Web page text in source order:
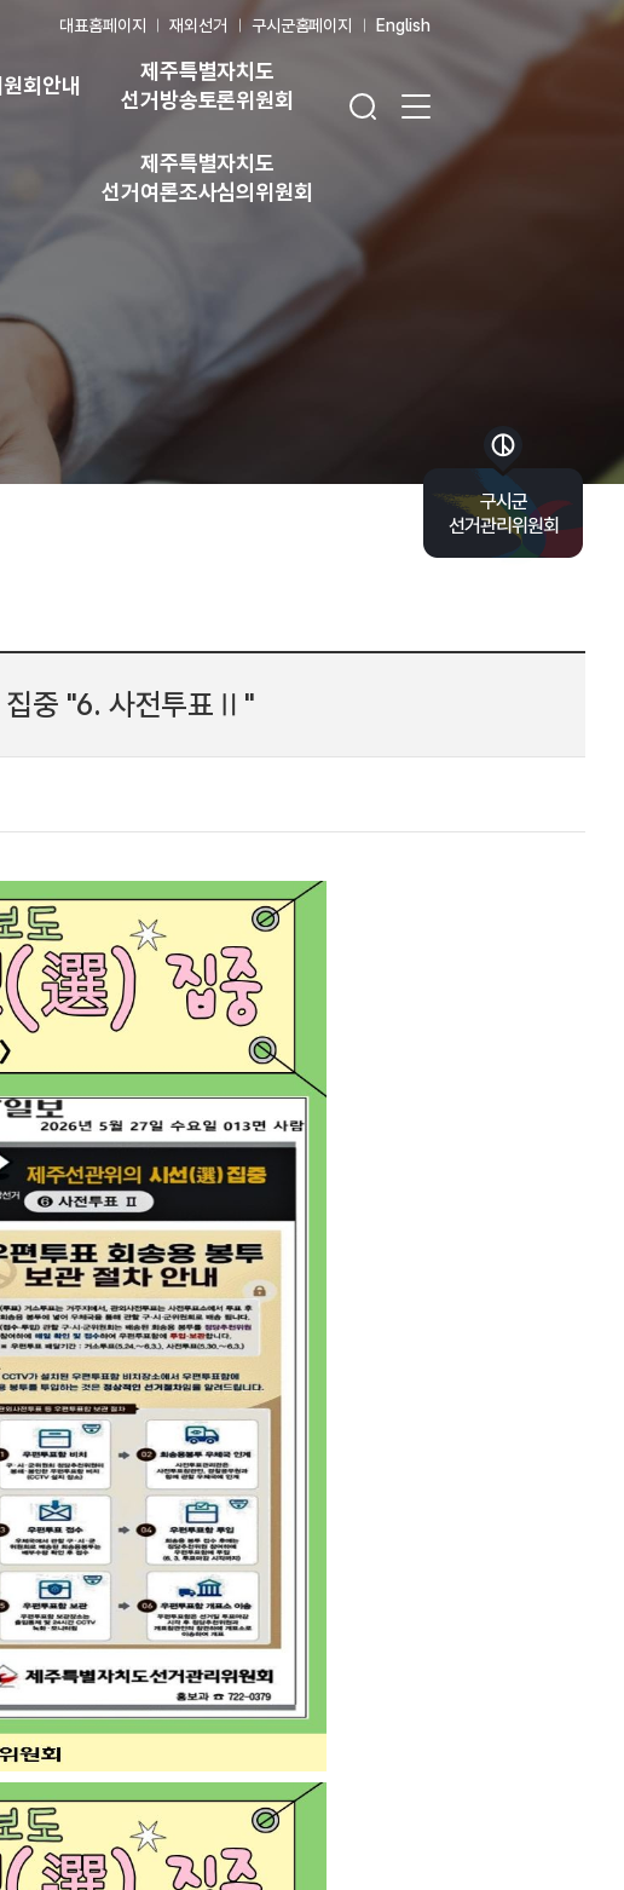
대표홈페이지 재외선거 구시군홈페이지 English
회안내
제주특별자치도
선거방송토론위원회
제주특별자치도
선거여론조사심의위원회
집중 "6. 사전투표Ⅱ"
구시군
선거관리위원회
바로가기 목록 열기